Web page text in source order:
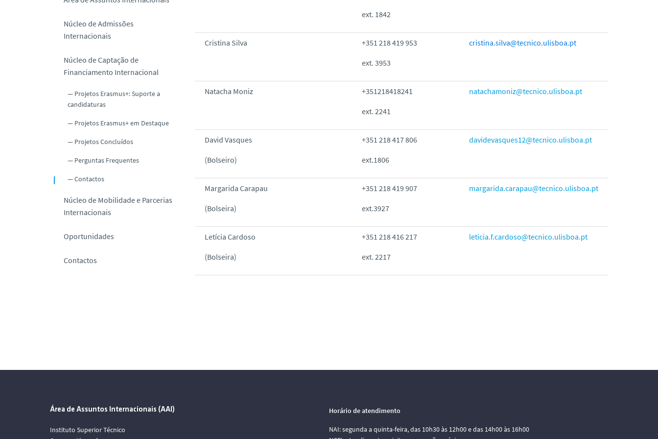
Núcleo de Admissões
Internacionais
Núcleo de Captação de
Financiamento Internacional
Projetos Erasmus+: Suporte a
candidaturas
Projetos Erasmus+ em Destaque
Projetos Concluídos
Perguntas Frequentes
Contactos
Núcleo de Mobilidade e Parcerias
Internacionais
Oportunidades
Contactos
ext. 1842
Cristina Silva +351 218 419 953
ext. 3953
cristina.silva@tecnico.ulisboa.pt
Natacha Moniz +351218418241
ext. 2241
natachamoniz@tecnico.ulisboa.pt
David Vasques
(Bolseiro)
+351 218 417 806
ext.1806
davidevasques12@tecnico.ulisboa.pt
Margarida Carapau
(Bolseira)
+351 218 419 907
ext.3927
margarida.carapau@tecnico.ulisboa.pt
Letícia Cardoso
(Bolseira)
+351 218 416 217
ext. 2217
leticia.f.cardoso@tecnico.ulisboa.pt
Área de Assuntos Internacionais (AAI)
Instituto Superior Técnico
Horário de atendimento
NAI: segunda a quinta-feira, das 10h30 às 12h00 e das 14h00 às 16h00